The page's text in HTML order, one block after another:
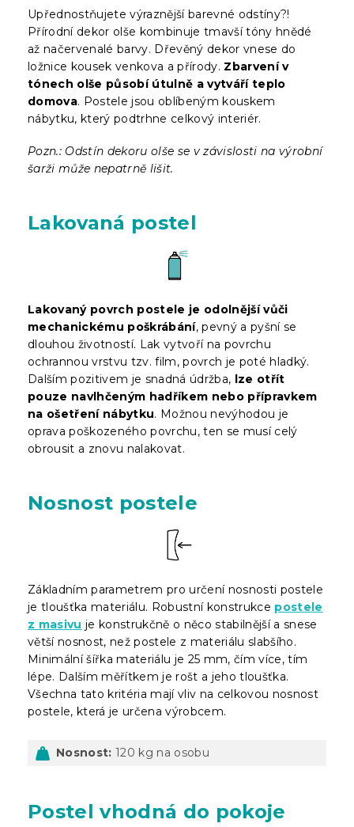
Upřednostňujete výraznější barevné odstíny?!
Přírodní dekor olše kombinuje tmavší tóny hnědé
až načervenalé barvy. Dřevěný dekor vnese do
ložnice kousek venkova a přírody. Zbarvení v
tónech olše působí útulně a vytváří teplo
domova. Postele jsou oblíbeným kouskem
nábytku, který podtrhne celkový interiér.
Pozn.: Odstín dekoru olše se v závislosti na výrobní
šarži může nepatrně lišit.
Lakovaná postel
Lakovaný povrch postele je odolnější vůči
mechanickému poškrábání, pevný a pyšní se
dlouhou životností. Lak vytvoří na povrchu
ochrannou vrstvu tzv. film, povrch je poté hladký.
Dalším pozitivem je snadná údržba, lze otřít
pouze navlhčeným hadříkem nebo přípravkem
na ošetření nábytku. Možnou nevýhodou je
oprava poškozeného povrchu, ten se musí celý
obrousit a znovu nalakovat.
Nosnost postele
Základním parametrem pro určení nosnosti postele
je tloušťka materiálu. Robustní konstrukce postele
z masivu je konstrukčně o něco stabilnější a snese
větší nosnost, než postele z materiálu slabšího.
Minimální šířka materiálu je 25 mm, čím více, tím
lépe. Dalším měřítkem je rošt a jeho tloušťka.
Všechna tato kritéria mají vliv na celkovou nosnost
postele, která je určena výrobcem.
Nosnost: 120 kg na osobu
Postel vhodná do pokoje